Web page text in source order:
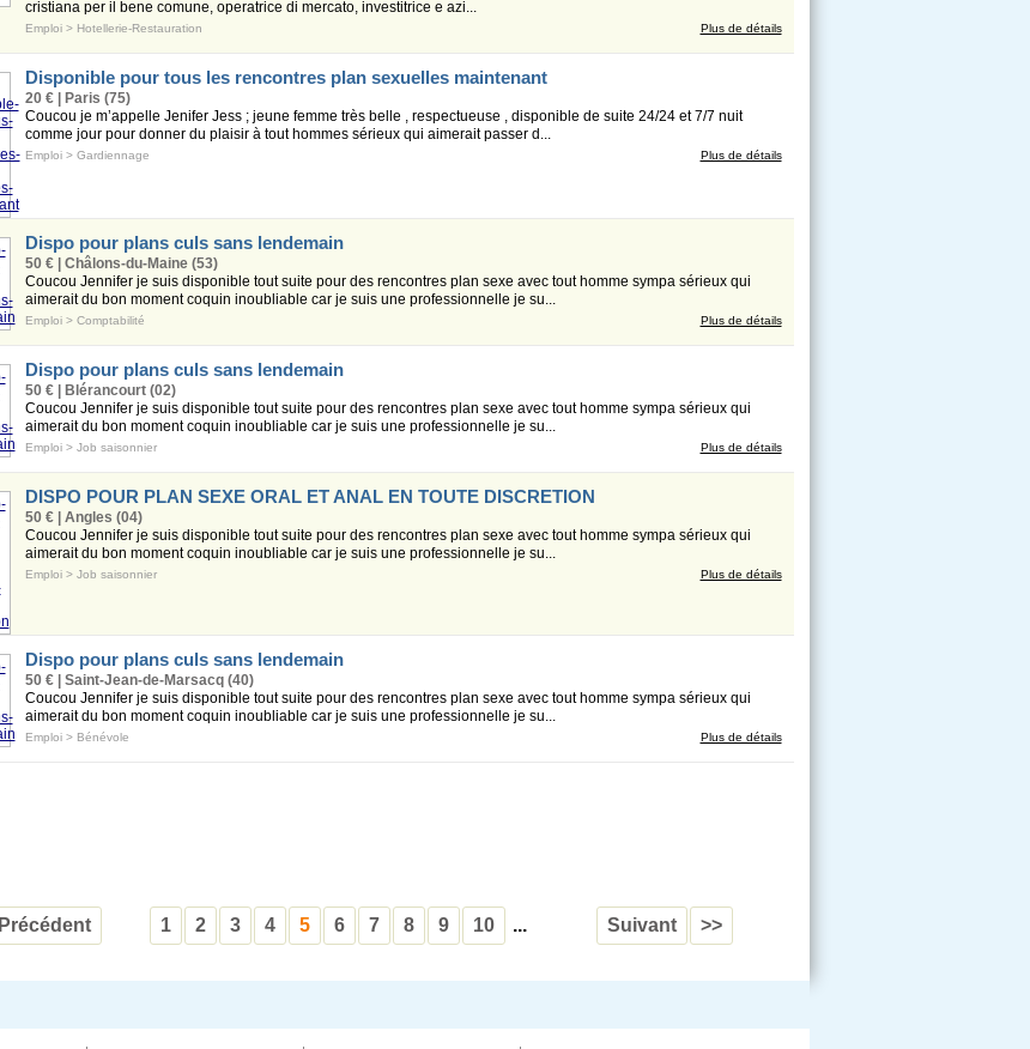
cristiana per il bene comune, operatrice di mercato, investitrice e azi...
Emploi> Hotellerie-Restauration Plus de détails
Disponible pour tous les rencontres plan sexuelles maintenant
20 € | Paris (75)
Coucou je m’appelle Jenifer Jess ; jeune femme très belle , respectueuse , disponible de suite 24/24 et 7/7 nuit
comme jour pour donner du plaisir à tout hommes sérieux qui aimerait passer d...
Emploi> Gardiennage Plus de détails
Dispo pour plans culs sans lendemain
50 € | Châlons-du-Maine (53)
Coucou Jennifer je suis disponible tout suite pour des rencontres plan sexe avec tout homme sympa sérieux qui
aimerait du bon moment coquin inoubliable car je suis une professionnelle je su...
Emploi> Comptabilité Plus de détails
Dispo pour plans culs sans lendemain
50 € | Blérancourt (02)
Coucou Jennifer je suis disponible tout suite pour des rencontres plan sexe avec tout homme sympa sérieux qui
aimerait du bon moment coquin inoubliable car je suis une professionnelle je su...
Emploi> Job saisonnier Plus de détails
DISPO POUR PLAN SEXE ORAL ET ANAL EN TOUTE DISCRETION
50 € | Angles (04)
Coucou Jennifer je suis disponible tout suite pour des rencontres plan sexe avec tout homme sympa sérieux qui
aimerait du bon moment coquin inoubliable car je suis une professionnelle je su...
Emploi> Job saisonnier Plus de détails
Dispo pour plans culs sans lendemain
50 € | Saint-Jean-de-Marsacq (40)
Coucou Jennifer je suis disponible tout suite pour des rencontres plan sexe avec tout homme sympa sérieux qui
aimerait du bon moment coquin inoubliable car je suis une professionnelle je su...
Emploi> Bénévole Plus de détails
Précédent 1 2 3 4 5 6 7 8 9 10 ... Suivant >>